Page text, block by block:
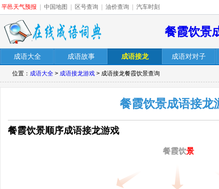
平邑天气预报 中国地图 区号查询 油价查询 汽车时刻
餐霞饮景
成语大全 成语故事 成语接龙 成语对对子
位置： 成语大全 > 成语接龙游戏 > 成语接龙餐霞饮景查询
餐霞饮景成语接龙
餐霞饮景顺序成语接龙游戏
餐霞饮景